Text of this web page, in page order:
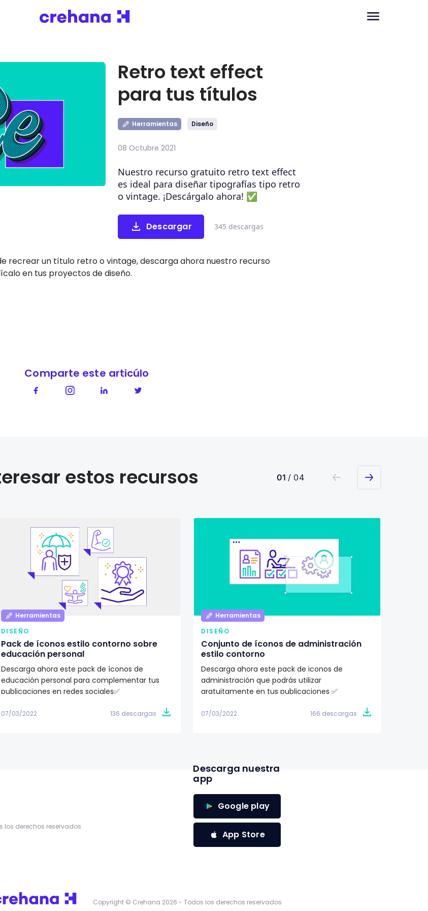
Retro text effect
para tus títulos
Herramientas Diseño
08 Octubre 2021
Nuestro recurso gratuito retro text effect
es ideal para diseñar tipografías tipo retro
o vintage. ¡Descárgalo ahora! ✅
Descargar 345 descargas
recrear un título retro o vintage, descarga ahora nuestro recurso
en tus proyectos de diseño.
Comparte este articúlo
estos recursos 01 / 04
Herramientas
DISEÑO
Pack de íconos estilo contorno sobre
educación personal
Descarga ahora este pack de íconos de
educación personal para complementar tus
publicaciones en redes sociales✅
07/03/2022 136 descargas
Herramientas
DISEÑO
Conjunto de íconos de administración
estilo contorno
Descarga ahora este pack de iconos de
administración que podrás utilizar
gratuitamente en tus publicaciones ✅
07/03/2022 166 descargas
los derechos reservados
Descarga nuestra
app
Google play
App Store
Copyright © Crehana 2026 - Todos los derechos reservados